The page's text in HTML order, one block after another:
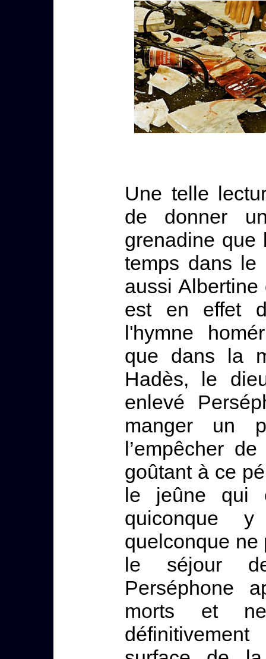
Une telle
de donner
grenadine que
temps dans le
aussi
est en effet
l'hymne
que dans la
Hadès, le
enlevé
manger un
l’empêcher
goûtant à ce
le jeûne qui
quiconque
quelconque ne
le séjour
Perséphone
morts et